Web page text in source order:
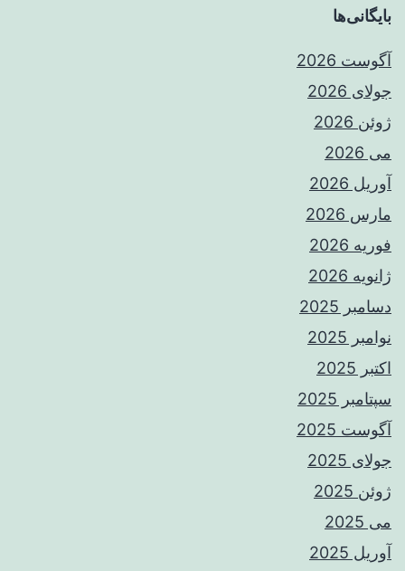
بایگانی‌ها
آگوست 2026
جولای 2026
ژوئن 2026
می 2026
آوریل 2026
مارس 2026
فوریه 2026
ژانویه 2026
دسامبر 2025
نوامبر 2025
اکتبر 2025
سپتامبر 2025
آگوست 2025
جولای 2025
ژوئن 2025
می 2025
آوریل 2025